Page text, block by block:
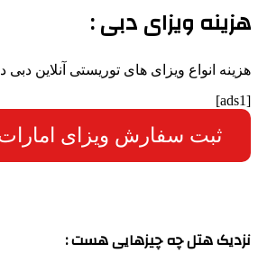
هزینه ویزای دبی :
هزینه انواع ویزای های توریستی آنلاین
[ads1]
ثبت سفارش ویزای
نزدیک هتل چه چیزهایی هست :